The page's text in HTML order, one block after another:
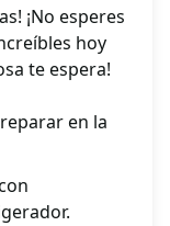
¡No esperes
hoy
te espera!
en la